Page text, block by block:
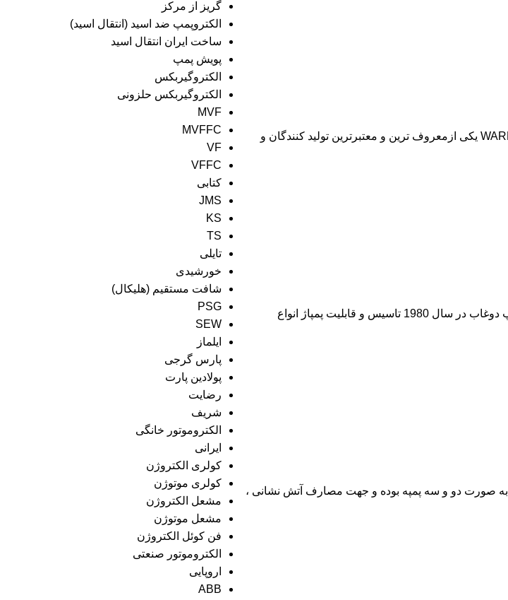
فروش ، خرید پمپ اسلاری سانتریفیوژ وارمن SLURRY PUMP WARMAN شرکت وارمن WARMAN یکی ازمعروف ترین و معتبرترین تولید کنندگان و
پمپ اسلاری ، پمپ دوغاب یا ضد سایش چیست؟پمپ اسلارییا پمپ ضد سایش یا پمپ لاینری ، پمپ دوغاب در سال 1980 تاسیس و قابلیت پمپاژ انواع
فروش ، خرید بوستر پمپ سایر ، سائر ایتالیا SAER BOOSTER PUMPبوستر پمپ سایر SAER به صورت دو و سه پمپه بوده و جهت مصارف آتش نشانی ،
گریز از مرکز
الکتروپمپ ضد اسید (انتقال اسید)
ساخت ایران انتقال اسید
پویش پمپ
الکتروگیربکس
الکتروگیربکس حلزونی
MVF
MVFFC
VF
VFFC
کتابی
JMS
KS
TS
تایلی
خورشیدی
شافت مستقیم (هلیکال)
PSG
SEW
ایلماز
پارس گرجی
پولادین پارت
رضایت
شریف
الکتروموتور خانگی
ایرانی
کولری الکتروژن
کولری موتوژن
مشعل الکتروژن
مشعل موتوژن
فن کوئل الکتروژن
الکتروموتور صنعتی
اروپایی
ABB